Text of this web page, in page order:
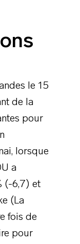
le 15
de la
pour
lorsque
a
(-6,7) et
(La
fois de
pour